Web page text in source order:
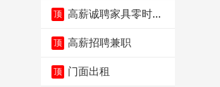
顶 高薪诚聘家具零时促
顶 高薪招聘兼职
顶 门面出租